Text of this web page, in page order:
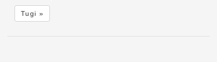
Tugi »